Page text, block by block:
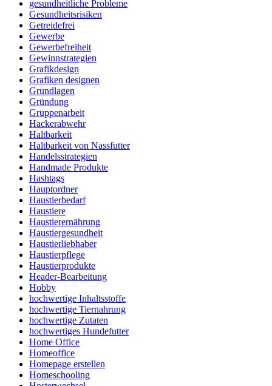
gesundheitliche Probleme
Gesundheitsrisiken
Getreidefrei
Gewerbe
Gewerbefreiheit
Gewinnstrategien
Grafikdesign
Grafiken designen
Grundlagen
Gründung
Gruppenarbeit
Hackerabwehr
Haltbarkeit
Haltbarkeit von Nassfutter
Handelsstrategien
Handmade Produkte
Hashtags
Hauptordner
Haustierbedarf
Haustiere
Haustierernährung
Haustiergesundheit
Haustierliebhaber
Haustierpflege
Haustierprodukte
Header-Bearbeitung
Hobby
hochwertige Inhaltsstoffe
hochwertige Tiernahrung
hochwertige Zutaten
hochwertiges Hundefutter
Home Office
Homeoffice
Homepage erstellen
Homeschooling